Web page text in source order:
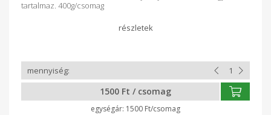
tartalmaz. 400g/csomag
1500 Ft / csomag
1500 Ft/csomag